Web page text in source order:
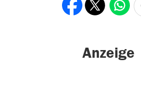
Anzeige